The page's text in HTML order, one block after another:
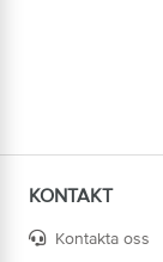
KONTAKT
Kontakta oss